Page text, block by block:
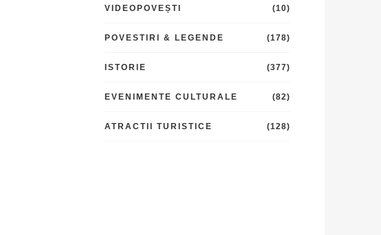
VIDEOPOVEȘTI (10)
POVESTIRI & LEGENDE (178)
ISTORIE (377)
EVENIMENTE CULTURALE (82)
ATRACTII TURISTICE (128)